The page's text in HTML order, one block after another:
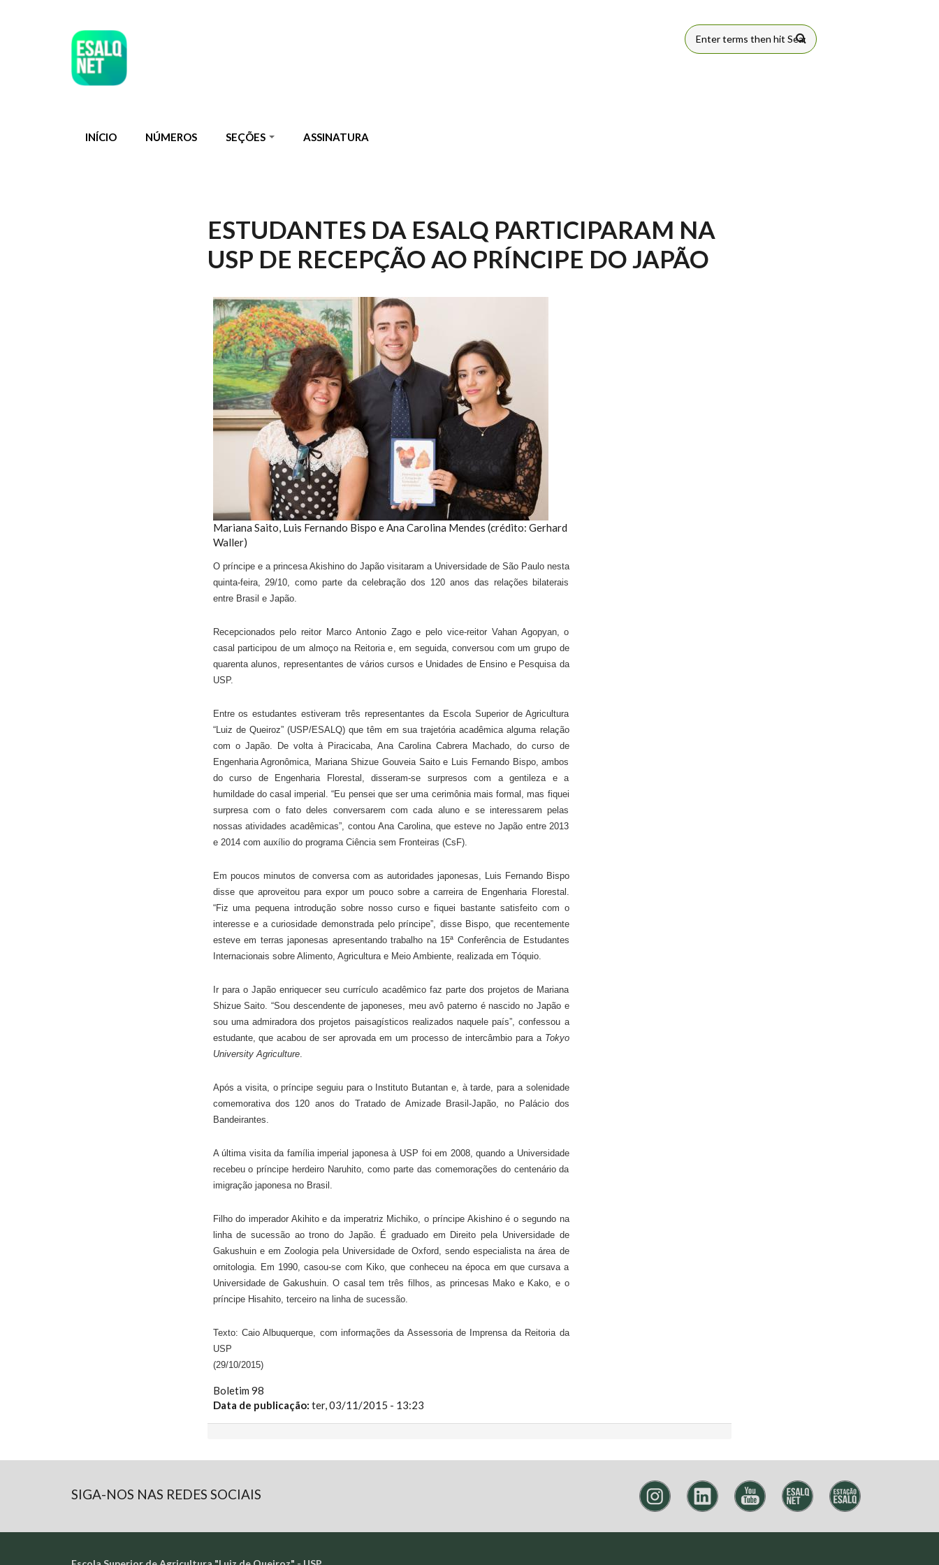
FORMULÁRIO
INÍCIO NÚMEROS SEÇÕES ASSINATURA
ESTUDANTES DA ESALQ PARTICIPARAM NA
USP DE RECEPÇÃO AO PRÍNCIPE DO JAPÃO
Mariana Saito, Luis Fernando Bispo e Ana Carolina Mendes (crédito: Gerhard
Waller)
O príncipe e a princesa Akishino do Japão visitaram a Universidade de São Paulo nesta
quinta-feira, 29/10, como parte da celebração dos 120 anos das relações bilaterais
entre Brasil e Japão.
Recepcionados pelo reitor Marco Antonio Zago e pelo vice-reitor Vahan Agopyan, o
casal participou de um almoço na Reitoria e, em seguida, conversou com um grupo de
quarenta alunos, representantes de vários cursos e Unidades de Ensino e Pesquisa da
USP.
Entre os estudantes estiveram três representantes da Escola Superior de Agricultura
“Luiz de Queiroz” (USP/ESALQ) que têm em sua trajetória acadêmica alguma relação
com o Japão. De volta à Piracicaba, Ana Carolina Cabrera Machado, do curso de
Engenharia Agronômica, Mariana Shizue Gouveia Saito e Luis Fernando Bispo, ambos
do curso de Engenharia Florestal, disseram-se surpresos com a gentileza e a
humildade do casal imperial. “Eu pensei que ser uma cerimônia mais formal, mas fiquei
surpresa com o fato deles conversarem com cada aluno e se interessarem pelas
nossas atividades acadêmicas”, contou Ana Carolina, que esteve no Japão entre 2013
e 2014 com auxílio do programa Ciência sem Fronteiras (CsF).
Em poucos minutos de conversa com as autoridades japonesas, Luis Fernando Bispo
disse que aproveitou para expor um pouco sobre a carreira de Engenharia Florestal.
“Fiz uma pequena introdução sobre nosso curso e fiquei bastante satisfeito com o
interesse e a curiosidade demonstrada pelo príncipe”, disse Bispo, que recentemente
esteve em terras japonesas apresentando trabalho na 15ª Conferência de Estudantes
Internacionais sobre Alimento, Agricultura e Meio Ambiente, realizada em Tóquio.
Ir para o Japão enriquecer seu currículo acadêmico faz parte dos projetos de Mariana
Shizue Saito. “Sou descendente de japoneses, meu avô paterno é nascido no Japão e
sou uma admiradora dos projetos paisagísticos realizados naquele país”, confessou a
estudante, que acabou de ser aprovada em um processo de intercâmbio para a Tokyo
University Agriculture.
Após a visita, o príncipe seguiu para o Instituto Butantan e, à tarde, para a solenidade
comemorativa dos 120 anos do Tratado de Amizade Brasil-Japão, no Palácio dos
Bandeirantes.
A última visita da família imperial japonesa à USP foi em 2008, quando a Universidade
recebeu o príncipe herdeiro Naruhito, como parte das comemorações do centenário da
imigração japonesa no Brasil.
Filho do imperador Akihito e da imperatriz Michiko, o príncipe Akishino é o segundo na
linha de sucessão ao trono do Japão. É graduado em Direito pela Universidade de
Gakushuin e em Zoologia pela Universidade de Oxford, sendo especialista na área de
ornitologia. Em 1990, casou-se com Kiko, que conheceu na época em que cursava a
Universidade de Gakushuin. O casal tem três filhos, as princesas Mako e Kako, e o
príncipe Hisahito, terceiro na linha de sucessão.
Texto: Caio Albuquerque, com informações da Assessoria de Imprensa da Reitoria da
USP
(29/10/2015)
Boletim 98
Data de publicação: ter, 03/11/2015 - 13:23
SIGA-NOS NAS REDES SOCIAIS